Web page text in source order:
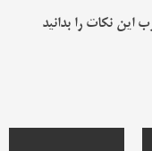
نکات را بدانید